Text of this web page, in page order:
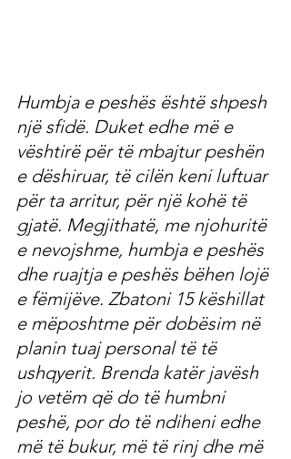
Humbja e peshës është shpesh
një sfidë. Duket edhe më e
vështirë për të mbajtur peshën
e dëshiruar, të cilën keni luftuar
për ta arritur, për një kohë të
gjatë. Megjithatë, me njohuritë
e nevojshme, humbja e peshës
dhe ruajtja e peshës bëhen lojë
e fëmijëve. Zbatoni 15 këshillat
e mëposhtme për dobësim në
planin tuaj personal të të
ushqyerit. Brenda katër javësh
jo vetëm që do të humbni
peshë, por do të ndiheni edhe
më të bukur, më të rinj dhe më